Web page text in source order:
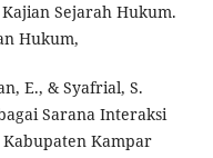
Sejarah Hukum.
Hukum,
E., & Syafrial, S.
Sarana Interaksi
Kabupaten Kampar